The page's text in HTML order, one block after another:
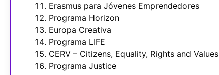
Erasmus para Jóvenes Emprendedores
Programa Horizon
Europa Creativa
Programa LIFE
CERV – Citizens, Equality, Rights and Values
Programa Justice